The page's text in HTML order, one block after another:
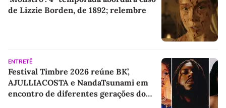
de Lizzie Borden, de 1892; relembre
ENTRETÊ
Festival Timbre 2026 reúne BK’,
AJULLIACOSTA e NandaTsunami em
encontro de diferentes gerações do